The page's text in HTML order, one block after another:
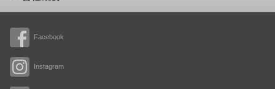
Facebook
Instagram